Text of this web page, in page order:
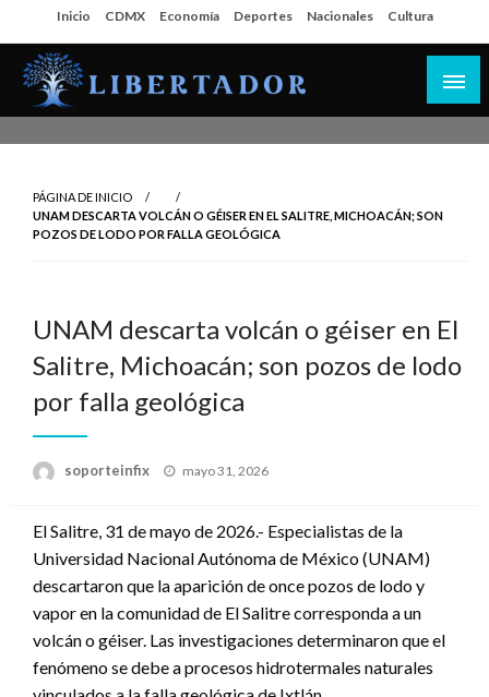
al
contenido
Inicio CDMX Economía Deportes Nacionales Cultura
PÁGINA DE INICIO
UNAM DESCARTA VOLCÁN O GÉISER EN EL SALITRE, MICHOACÁN; SON
POZOS DE LODO POR FALLA GEOLÓGICA
UNAM descarta volcán o géiser en El
Salitre, Michoacán; son pozos de lodo
por falla geológica
soporteinfix
Publicado
mayo 31, 2026
El Salitre, 31 de mayo de 2026.- Especialistas de la
Universidad Nacional Autónoma de México (UNAM)
descartaron que la aparición de once pozos de lodo y
vapor en la comunidad de El Salitre corresponda a un
volcán o géiser. Las investigaciones determinaron que el
fenómeno se debe a procesos hidrotermales naturales